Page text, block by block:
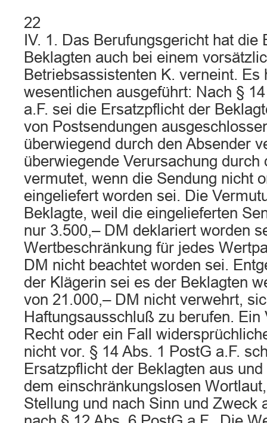
22
IV. 1. Das Berufungsgericht hat die
Beklagten auch bei einem
Betriebsassistenten K. verneint. Es
wesentlichen ausgeführt: Nach §
a.F. sei die Ersatzpflicht der
von Postsendungen
überwiegend durch den Absender
überwiegende Verursachung durch
vermutet, wenn die Sendung nicht
eingeliefert worden sei. Die
Beklagte, weil die eingelieferten
nur 3.500,– DM deklariert worden
Wertbeschränkung für jedes
DM nicht beachtet worden sei.
der Klägerin sei es der Beklagten
von 21.000,– DM nicht verwehrt,
Haftungsausschluß zu berufen. Ein
Recht oder ein Fall
nicht vor. § 14 Abs. 1 PostG a.F.
Ersatzpflicht der Beklagten aus
dem einschränkungslosen
Stellung und nach Sinn und Zweck